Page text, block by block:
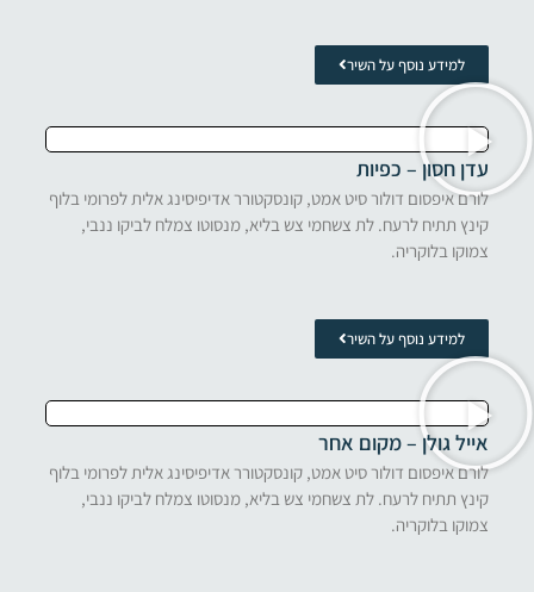
למידע נוסף על השיר
עדן חסון – כפיות
לורם איפסום דולור סיט אמט, קונסקטורר אדיפיסינג אלית לפרומי בלוף
קינץ תתיח לרעח. לת צשחמי צש בליא, מנסוטו צמלח לביקו ננבי,
צמוקו בלוקריה.
למידע נוסף על השיר
אייל גולן – מקום אחר
לורם איפסום דולור סיט אמט, קונסקטורר אדיפיסינג אלית לפרומי בלוף
קינץ תתיח לרעח. לת צשחמי צש בליא, מנסוטו צמלח לביקו ננבי,
צמוקו בלוקריה.